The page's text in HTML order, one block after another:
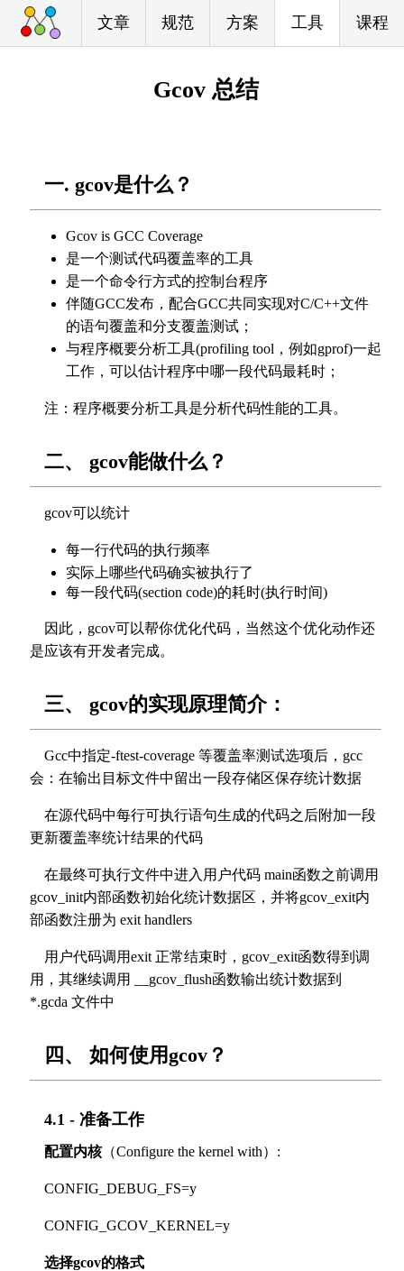
文章 规范 方案 工具 课程
Gcov 总结
一. gcov是什么？
Gcov is GCC Coverage
是一个测试代码覆盖率的工具
是一个命令行方式的控制台程序
伴随GCC发布，配合GCC共同实现对C/C++文件
的语句覆盖和分支覆盖测试；
与程序概要分析工具(profiling tool，例如gprof)一起
工作，可以估计程序中哪一段代码最耗时；
注：程序概要分析工具是分析代码性能的工具。
二、 gcov能做什么？
gcov可以统计
每一行代码的执行频率
实际上哪些代码确实被执行了
每一段代码(section code)的耗时(执行时间)
因此，gcov可以帮你优化代码，当然这个优化动作还
是应该有开发者完成。
三、 gcov的实现原理简介：
Gcc中指定-ftest-coverage 等覆盖率测试选项后，gcc
会：在输出目标文件中留出一段存储区保存统计数据
在源代码中每行可执行语句生成的代码之后附加一段
更新覆盖率统计结果的代码
在最终可执行文件中进入用户代码 main函数之前调用
gcov_init内部函数初始化统计数据区，并将gcov_exit内
部函数注册为 exit handlers
用户代码调用exit 正常结束时，gcov_exit函数得到调
用，其继续调用 __gcov_flush函数输出统计数据到
*.gcda 文件中
四、 如何使用gcov？
4.1 - 准备工作
配置内核（Configure the kernel with）:
CONFIG_DEBUG_FS=y
CONFIG_GCOV_KERNEL=y
选择gcov的格式